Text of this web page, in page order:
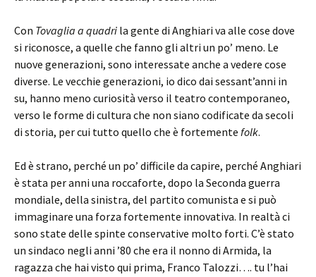
Con Tovaglia a quadri la gente di Anghiari va alle cose dove
si riconosce, a quelle che fanno gli altri un po’ meno. Le
nuove generazioni, sono interessate anche a vedere cose
diverse. Le vecchie generazioni, io dico dai sessant’anni in
su, hanno meno curiosità verso il teatro contemporaneo,
verso le forme di cultura che non siano codificate da secoli
di storia, per cui tutto quello che è fortemente folk.
Ed è strano, perché un po’ difficile da capire, perché Anghiari
è stata per anni una roccaforte, dopo la Seconda guerra
mondiale, della sinistra, del partito comunista e si può
immaginare una forza fortemente innovativa. In realtà ci
sono state delle spinte conservative molto forti. C’è stato
un sindaco negli anni ’80 che era il nonno di Armida, la
ragazza che hai visto qui prima, Franco Talozzi…. tu l’hai